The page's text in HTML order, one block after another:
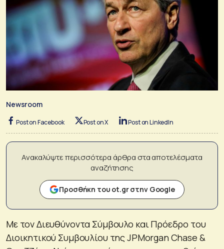
Newsroom
Post on Facebook Post on X Post on LinkedIn
Ανακαλύψτε περισσότερα άρθρα στα αποτελέσματα
αναζήτησης
Προσθήκη του ot.gr στην Google
Mε τον Διευθύνοντα Σύμβουλο και Πρόεδρο του
Διοικητικού Συμβουλίου της JPMorgan Chase &